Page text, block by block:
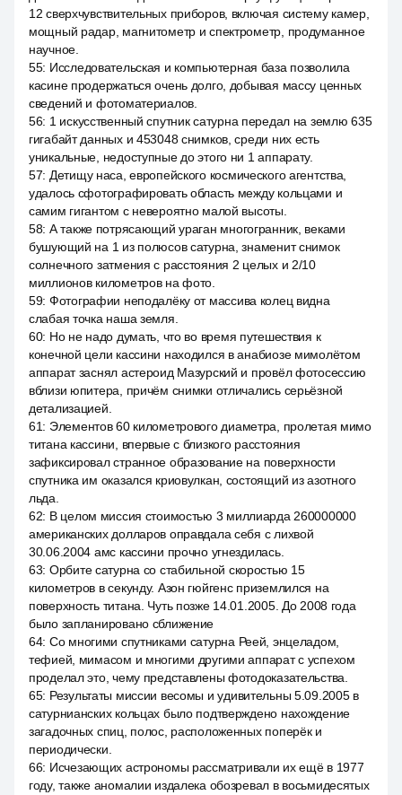
12 сверхчувствительных приборов, включая систему камер,
мощный радар, магнитометр и спектрометр, продуманное
научное.
55: Исследовательская и компьютерная база позволила
касине продержаться очень долго, добывая массу ценных
сведений и фотоматериалов.
56: 1 искусственный спутник сатурна передал на землю 635
гигабайт данных и 453048 снимков, среди них есть
уникальные, недоступные до этого ни 1 аппарату.
57: Детищу наса, европейского космического агентства,
удалось сфотографировать область между кольцами и
самим гигантом с невероятно малой высоты.
58: А также потрясающий ураган многогранник, веками
бушующий на 1 из полюсов сатурна, знаменит снимок
солнечного затмения с расстояния 2 целых и 2/10
миллионов километров на фото.
59: Фотографии неподалёку от массива колец видна
слабая точка наша земля.
60: Но не надо думать, что во время путешествия к
конечной цели кассини находился в анабиозе мимолётом
аппарат заснял астероид Мазурский и провёл фотосессию
вблизи юпитера, причём снимки отличались серьёзной
детализацией.
61: Элементов 60 километрового диаметра, пролетая мимо
титана кассини, впервые с близкого расстояния
зафиксировал странное образование на поверхности
спутника им оказался криовулкан, состоящий из азотного
льда.
62: В целом миссия стоимостью 3 миллиарда 260000000
американских долларов оправдала себя с лихвой
30.06.2004 амс кассини прочно угнездилась.
63: Орбите сатурна со стабильной скоростью 15
километров в секунду. Азон гюйгенс приземлился на
поверхность титана. Чуть позже 14.01.2005. До 2008 года
было запланировано сближение
64: Со многими спутниками сатурна Реей, энцеладом,
тефией, мимасом и многими другими аппарат с успехом
проделал это, чему представлены фотодоказательства.
65: Результаты миссии весомы и удивительны 5.09.2005 в
сатурнианских кольцах было подтверждено нахождение
загадочных спиц, полос, расположенных поперёк и
периодически.
66: Исчезающих астрономы рассматривали их ещё в 1977
году, также аномалии издалека обозревал в восьмидесятых